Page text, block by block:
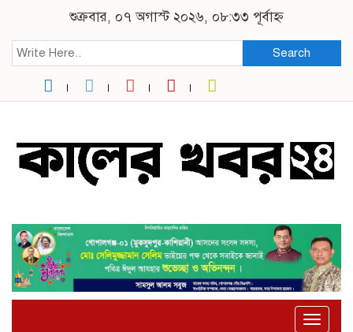
শুক্রবার, ০৭ অগাস্ট ২০২৬, ০৮:৩৩ পূর্বাহ্ন
Search
Toggle